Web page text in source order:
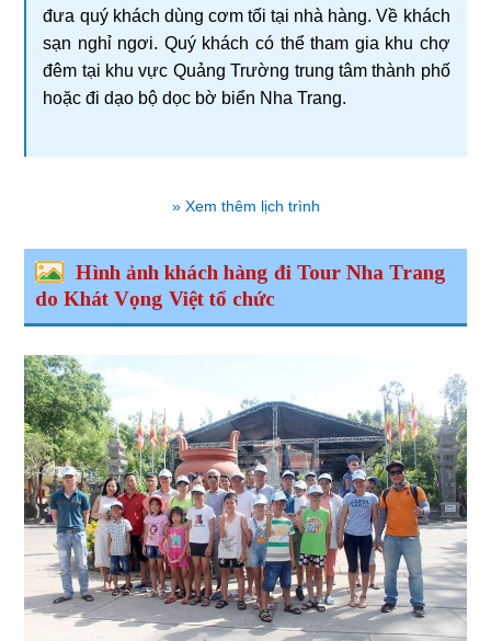
đưa quý khách dùng cơm tối tại nhà hàng. Về khách
sạn nghỉ ngơi. Quý khách có thể tham gia khu chợ
đêm tại khu vực Quảng Trường trung tâm thành phố
hoặc đi dạo bộ dọc bờ biển Nha Trang.
» Xem thêm lịch trình
Hình ảnh khách hàng đi Tour Nha Trang
do Khát Vọng Việt tổ chức